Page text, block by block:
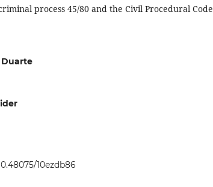
process 45/80 and the Civil Procedural Code
Duarte
10ezdb86